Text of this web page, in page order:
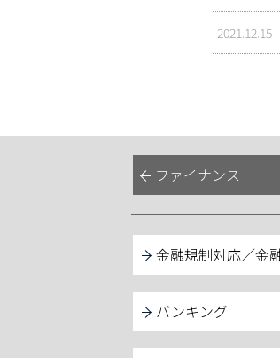
2021.12.15
ファイナンス
金融規制対応／金
バンキング